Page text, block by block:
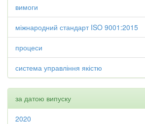
вимоги
міжнародний стандарт ISO 9001:2015
процеси
система управління якістю
за датою випуску
2020